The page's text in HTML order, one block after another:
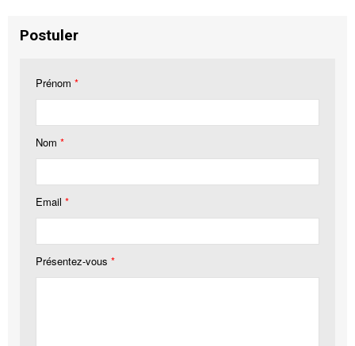
Postuler
Prénom *
Nom *
Email *
Présentez-vous *